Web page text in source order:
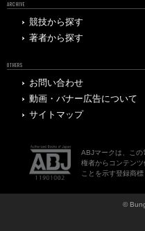
ARCHIVE
競技から探す
著者から探す
OTHERS
お問い合わせ
動画・バナー広告について
サイトマップ
ABJマークは、こ
権者からコンテン
ことを示す登録商
©